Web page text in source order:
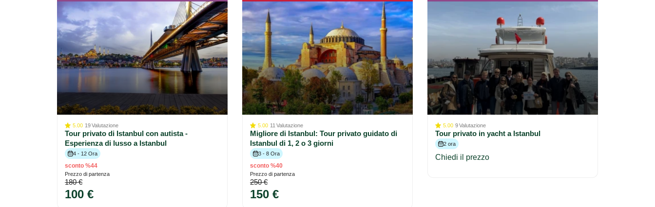
5.00 19Valutazione
Tour privato di Istanbul con autista -
Esperienza di lusso a Istanbul
4 - 12 Ora
sconto %44
Prezzo di partenza
180 €
100 €
5.00 11 Valutazione
Migliore di Istanbul: Tour privato guidato di
Istanbul di 1, 2 o 3 giorni
3 - 8 Ora
sconto %40
Prezzo di partenza
250 €
150 €
5.00 9Valutazione
Tour privato in yacht a Istanbul
2 ora
Chiedi il prezzo